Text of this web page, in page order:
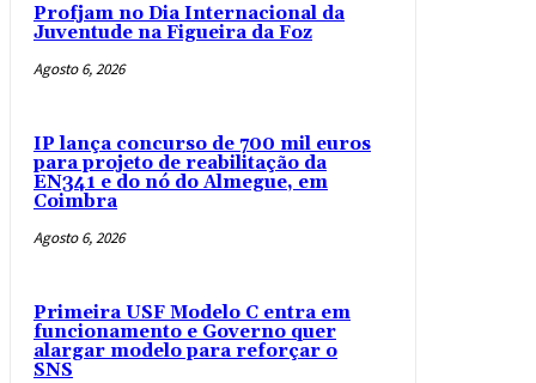
Profjam no Dia Internacional da
Juventude na Figueira da Foz
Agosto 6, 2026
IP lança concurso de 700 mil euros
para projeto de reabilitação da
EN341 e do nó do Almegue, em
Coimbra
Agosto 6, 2026
Primeira USF Modelo C entra em
funcionamento e Governo quer
alargar modelo para reforçar o
SNS